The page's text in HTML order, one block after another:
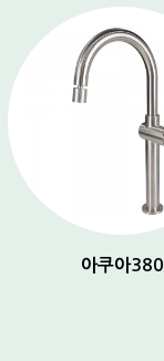
아쿠아380